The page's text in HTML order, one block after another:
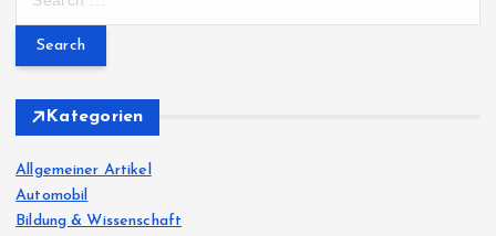
r
f
o
r
:
Kategorien
Allgemeiner Artikel
Automobil
Bildung & Wissenschaft